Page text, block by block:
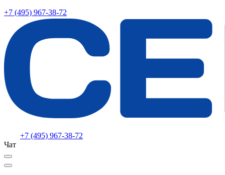
+7 (495) 967-38-72
+7 (495) 967-38-72
Чат